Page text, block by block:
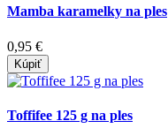
Mamba karamelky na ples
0,95 €
Kúpiť
Toffifee 125 g na ples